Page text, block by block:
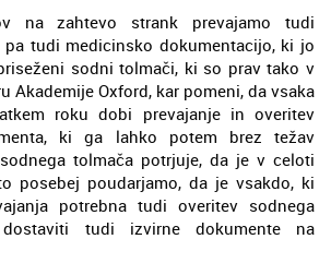
na zahtevo strank prevajamo tudi
tudi medicinsko dokumentacijo, ki jo
sodni tolmači, ki so prav tako v
Akademije Oxford, kar pomeni, da vsaka
roku dobi prevajanje in overitev
ki ga lahko potem brez težav
tolmača potrjuje, da je v celoti
posebej poudarjamo, da je vsakdo, ki
potrebna tudi overitev sodnega
tudi izvirne dokumente na